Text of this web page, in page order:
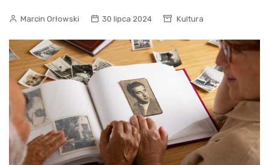
Marcin Orłowski 30 lipca 2024 Kultura